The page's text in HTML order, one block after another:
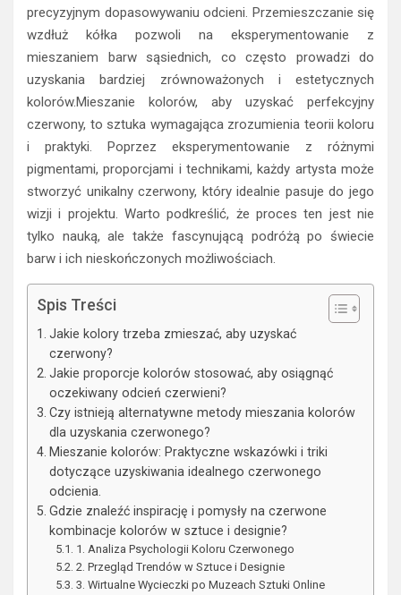
precyzyjnym dopasowywaniu odcieni. Przemieszczanie się
wzdłuż kółka pozwoli na eksperymentowanie z
mieszaniem barw sąsiednich, co często prowadzi do
uzyskania bardziej zrównoważonych i estetycznych
kolorów.Mieszanie kolorów, aby uzyskać perfekcyjny
czerwony, to sztuka wymagająca zrozumienia teorii koloru
i praktyki. Poprzez eksperymentowanie z różnymi
pigmentami, proporcjami i technikami, każdy artysta może
stworzyć unikalny czerwony, który idealnie pasuje do jego
wizji i projektu. Warto podkreślić, że proces ten jest nie
tylko nauką, ale także fascynującą podróżą po świecie
barw i ich nieskończonych możliwościach.
Spis Treści
Jakie kolory trzeba zmieszać, aby uzyskać
czerwony?
Jakie proporcje kolorów stosować, aby osiągnąć
oczekiwany odcień czerwieni?
Czy istnieją alternatywne metody mieszania kolorów
dla uzyskania czerwonego?
Mieszanie kolorów: Praktyczne wskazówki i triki
dotyczące uzyskiwania idealnego czerwonego
odcienia.
Gdzie znaleźć inspirację i pomysły na czerwone
kombinacje kolorów w sztuce i designie?
1. Analiza Psychologii Koloru Czerwonego
2. Przegląd Trendów w Sztuce i Designie
3. Wirtualne Wycieczki po Muzeach Sztuki Online